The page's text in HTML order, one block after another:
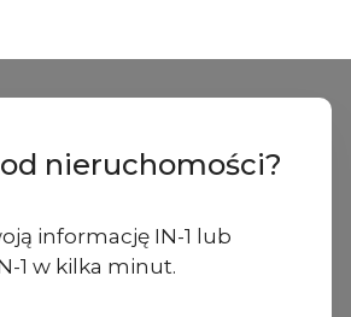
nieruchomości?
informację IN-1 lub
1 w kilka minut.